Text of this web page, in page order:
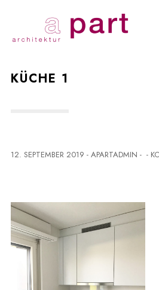
KÜCHE 1
12. SEPTEMBER 2019 - APARTADMIN - -